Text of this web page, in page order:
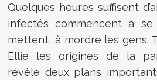
Quelques heures suffisent
infectés commencent à
mettent à mordre les gens.
Ellie les origines de la
révèle deux plans